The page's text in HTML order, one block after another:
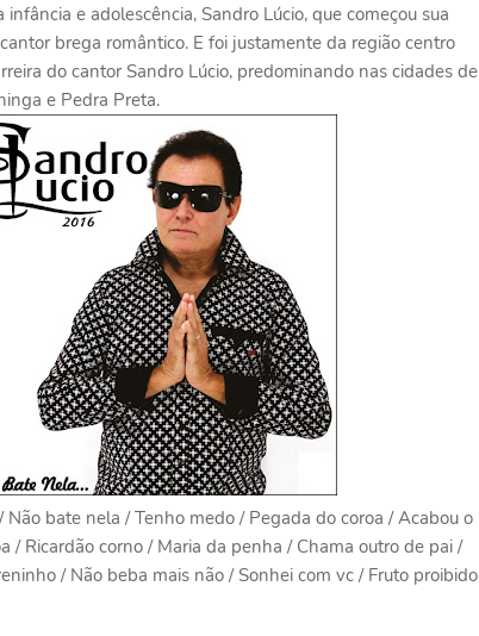
e adolescência, Sandro Lúcio, que começou sua
brega romântico. E foi justamente da região centro
do cantor Sandro Lúcio, predominando nas cidades de
e Pedra Preta.
Não bate nela / Tenho medo / Pegada do coroa / Acabou o
/ Ricardão corno / Maria da penha / Chama outro de pai /
/ Não beba mais não / Sonhei com vc / Fruto proibido